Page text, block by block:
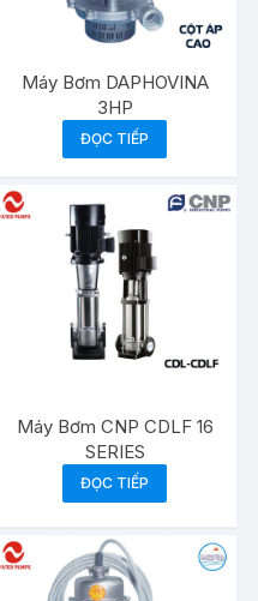
Máy Bơm DAPHOVINA
3HP
ĐỌC TIẾP
Máy Bơm CNP CDLF 16
SERIES
ĐỌC TIẾP